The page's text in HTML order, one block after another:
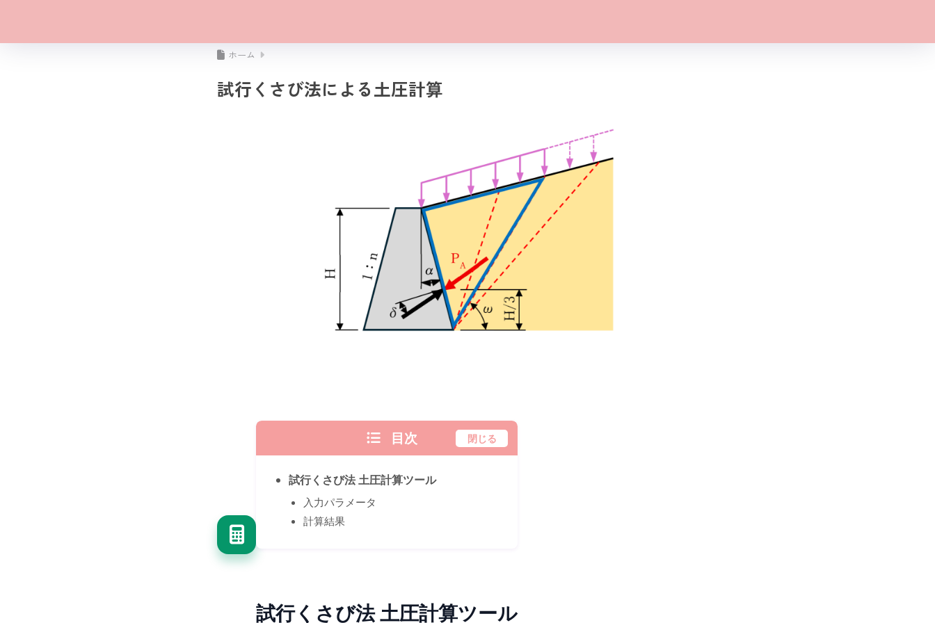
ホーム
試行くさび法による土圧計算
目次 閉じる
試行くさび法 土圧計算ツール
入力パラメータ
計算結果
試行くさび法 土圧計算ツール